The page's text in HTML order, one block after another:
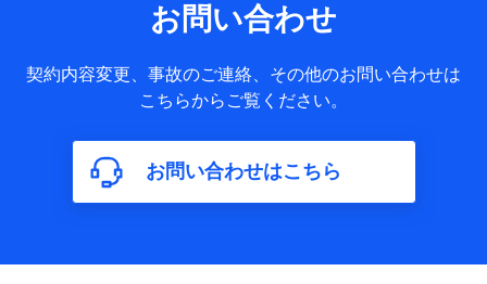
送信履歴などの情報）が含まれます。
約に関する情報。例として、保険契約者及び被保険者の氏
名、住所、生年月日、性別、保険契約者と被保険者の関係、
保険加入の目的、保険商品の内容、保険料、保険料のお支払
年数などの情報、ペットの種類や年齢などの情報などが含ま
れます。
【共同して利用する者の範囲】
株式会社NTTドコモ
お問い合わせ
契約内容変更、事故のご連絡、その他のお問い合わせは
こちらからご覧ください。
お問い合わせはこちら